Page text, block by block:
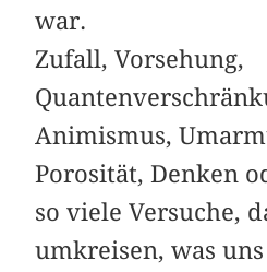
war.
Zufall, Vorsehung,
Animismus,
Porosität, Denken
so viele Versuche,
umkreisen, was